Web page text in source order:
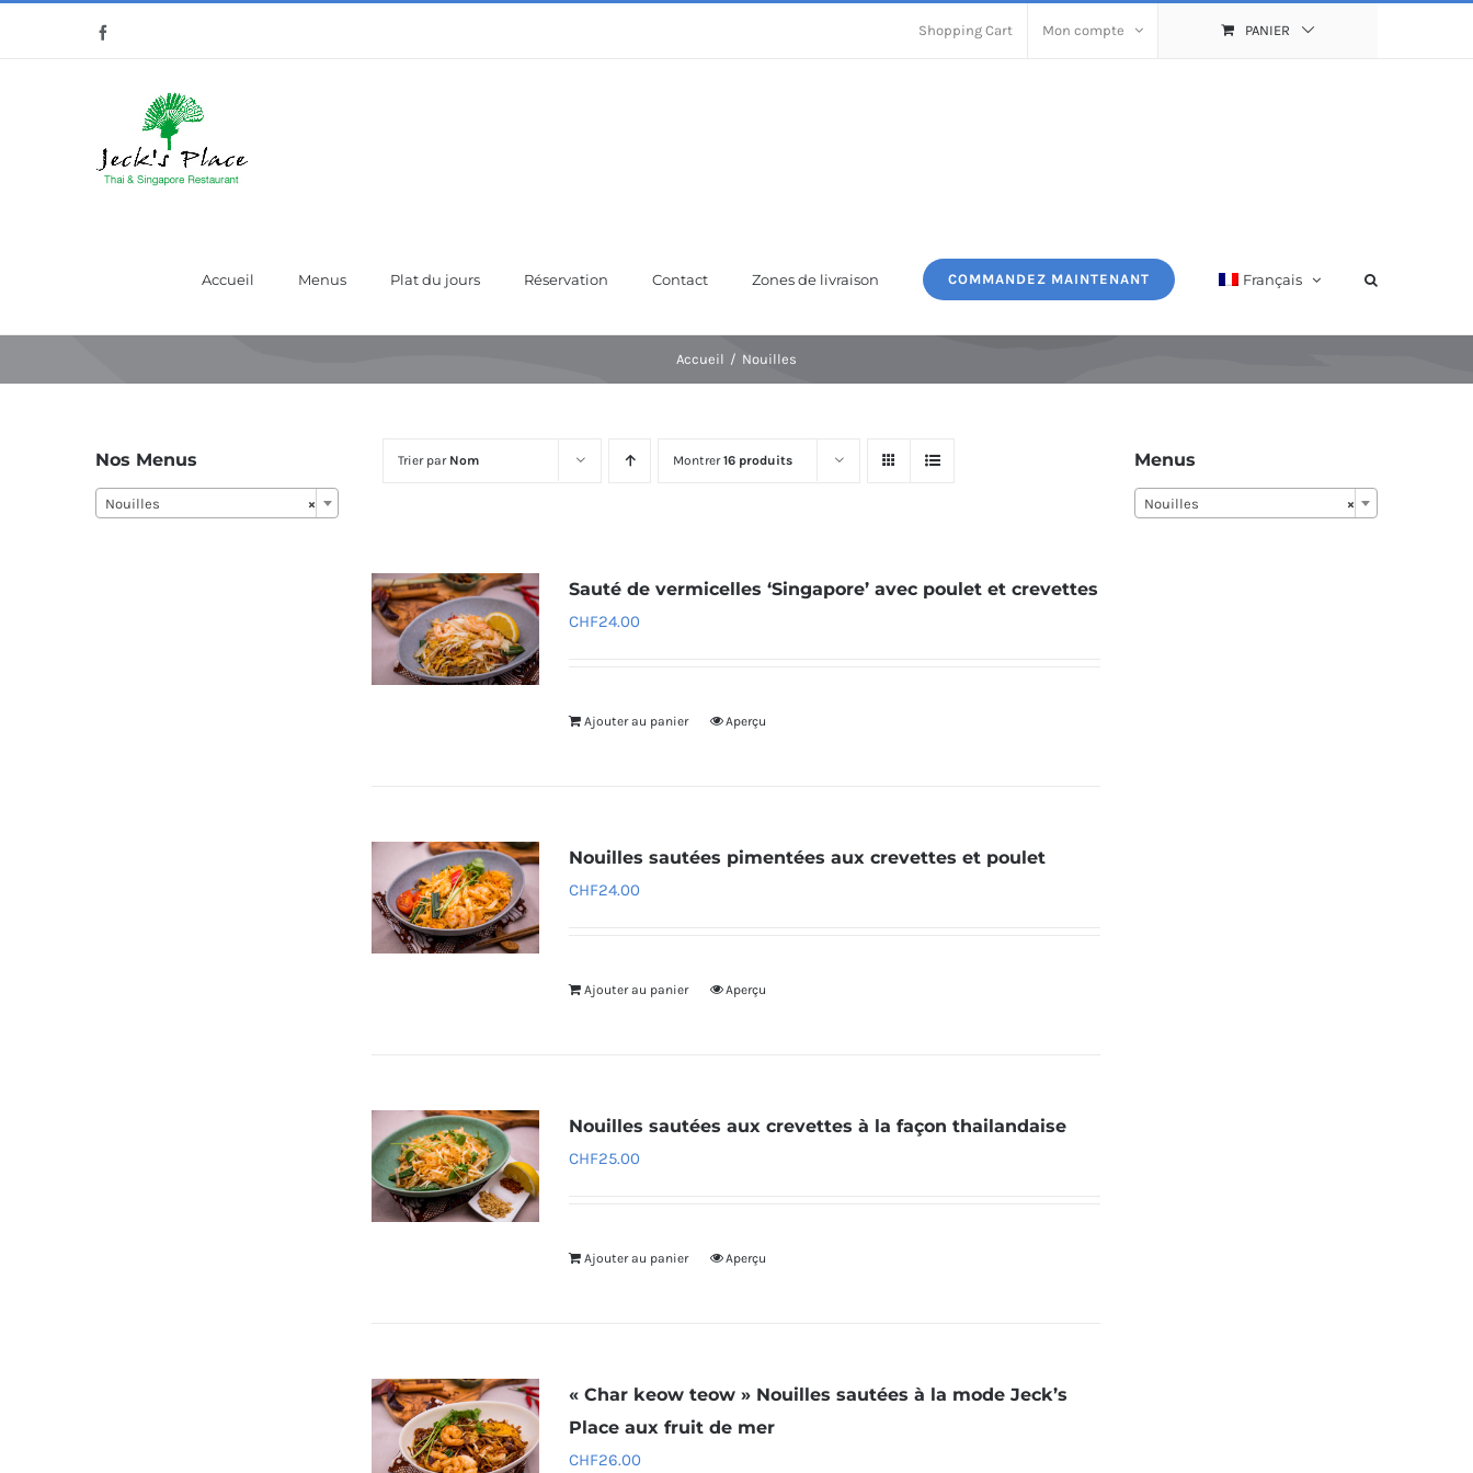
Shopping Cart Mon compte PANIER
Accueil Menus Plat du jours Réservation Contact Zones de livraison COMMANDEZ MAINTENANT Français
Accueil Nouilles
Trier par Nom Montrer16 produits
Sauté de vermicelles ‘Singapore’ avec poulet et crevettes
CHF24.00
Ajouter au panier Aperçu
Nouilles sautées pimentées aux crevettes et poulet
CHF24.00
Ajouter au panier Aperçu
Nouilles sautées aux crevettes à la façon thailandaise
CHF25.00
Ajouter au panier Aperçu
« Char keow teow » Nouilles sautées à la mode Jeck’s
Place aux fruit de mer
CHF26.00
Nos Menus
×
Nouilles
Menus
×
Nouilles